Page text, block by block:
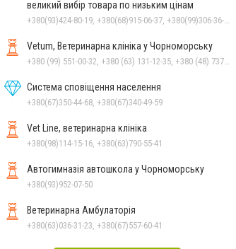
великий вибір товара по низьким цінам
Vetum, Ветеринарна клініка у Чорноморську
Система сповіщення населення
+380(67)350-44-68, +380(67)340-49-59
Vet Line, ветеринарна клініка
+380(98)114-15-16, +380(63)790-55-41
Автогимназія автошкола у Чорноморську
+380(93)952-07-50
Ветеринарна Амбулаторія
+380(63)036-31-23, +380(67)557-60-41